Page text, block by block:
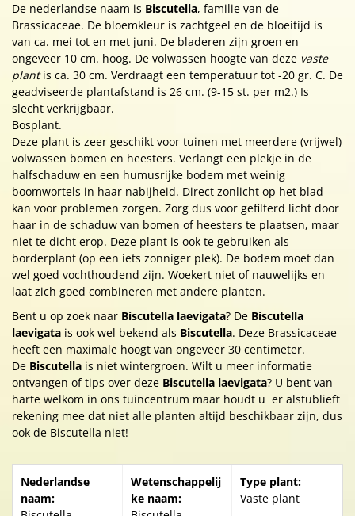
De nederlandse naam is Biscutella, familie van de
Brassicaceae. De bloemkleur is zachtgeel en de bloeitijd is
van ca. mei tot en met juni. De bladeren zijn groen en
ongeveer 10 cm. hoog. De volwassen hoogte van deze vaste
plantis ca. 30 cm. Verdraagt een temperatuur tot -20 gr. C. De
geadviseerde plantafstand is 26 cm. (9-15 st. per m2.) Is
slecht verkrijgbaar.
Bosplant.
Deze plant is zeer geschikt voor tuinen met meerdere (vrijwel)
volwassen bomen en heesters. Verlangt een plekje in de
halfschaduw en een humusrijke bodem met weinig
boomwortels in haar nabijheid. Direct zonlicht op het blad
kan voor problemen zorgen. Zorg dus voor gefilterd licht door
haar in de schaduw van bomen of heesters te plaatsen, maar
niet te dicht erop. Deze plant is ook te gebruiken als
borderplant (op een iets zonniger plek). De bodem moet dan
wel goed vochthoudend zijn. Woekert niet of nauwelijks en
laat zich goed combineren met andere planten.
Bent u op zoek naar Biscutella laevigata? De Biscutella
laevigata is ook wel bekend als Biscutella. Deze Brassicaceae
heeft een maximale hoogt van ongeveer 30 centimeter.
De Biscutella is niet wintergroen. Wilt u meer informatie
ontvangen of tips over deze Biscutella laevigata? U bent van
harte welkom in ons tuincentrum maar houdt u er alstublieft
rekening mee dat niet alle planten altijd beschikbaar zijn, dus
ook de Biscutella niet!
Nederlandse
naam:
Wetenschappelij
ke naam:
Type plant:
Vaste plant